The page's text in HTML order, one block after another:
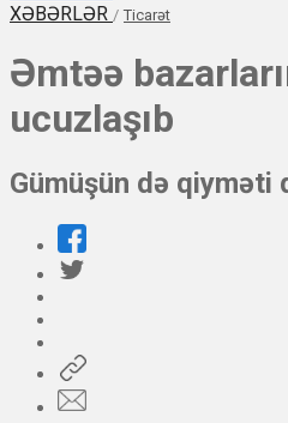
XƏBƏRLƏR / Ticarət
Əmtəə
ucuzlaşıb
Gümüşün də qiyməti